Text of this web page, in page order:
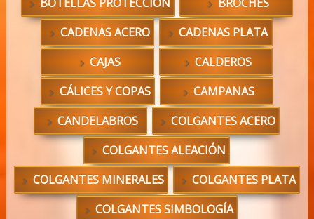
CADENAS ACERO
CADENAS PLATA
CAJAS
CALDEROS
CÁLICES Y COPAS
CAMPANAS
CANDELABROS
COLGANTES ACERO
COLGANTES ALEACIÓN
COLGANTES MINERALES
COLGANTES PLATA
COLGANTES SIMBOLOGÍA